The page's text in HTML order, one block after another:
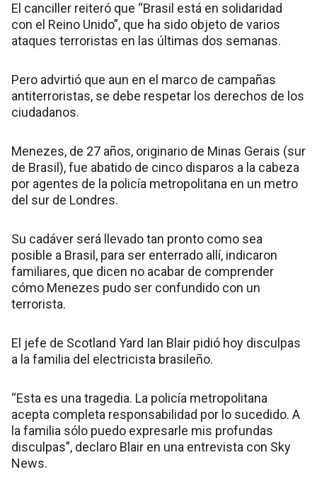
El canciller reiteró que “Brasil está en solidaridad
con el Reino Unido”, que ha sido objeto de varios
ataques terroristas en las últimas dos semanas.
Pero advirtió que aun en el marco de campañas
antiterroristas, se debe respetar los derechos de los
ciudadanos.
Menezes, de 27 años, originario de Minas Gerais (sur
de Brasil), fue abatido de cinco disparos a la cabeza
por agentes de la policía metropolitana en un metro
del sur de Londres.
Su cadáver será llevado tan pronto como sea
posible a Brasil, para ser enterrado allí, indicaron
familiares, que dicen no acabar de comprender
cómo Menezes pudo ser confundido con un
terrorista.
El jefe de Scotland Yard Ian Blair pidió hoy disculpas
a la familia del electricista brasileño.
“Esta es una tragedia. La policía metropolitana
acepta completa responsabilidad por lo sucedido. A
la familia sólo puedo expresarle mis profundas
disculpas”, declaro Blair en una entrevista con Sky
News.